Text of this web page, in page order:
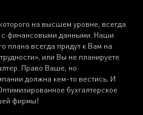
на высшем уровне, всегда
с финансовыми данными. Наши
плана всегда придут к Вам на
или Вы не планируете
Право Ваше, но
должна кем-то вестись. И
бухгалтерское
фирмы!